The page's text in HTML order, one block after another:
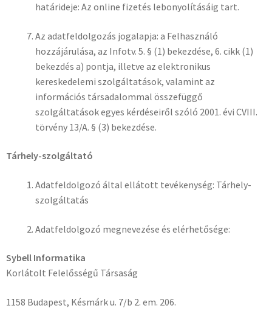
határideje: Az online fizetés lebonyolításáig tart.
Az adatfeldolgozás jogalapja: a Felhasználó
hozzájárulása, az Infotv. 5. § (1) bekezdése, 6. cikk (1)
bekezdés a) pontja, illetve az elektronikus
kereskedelemi szolgáltatások, valamint az
információs társadalommal összefüggő
szolgáltatások egyes kérdéseiről szóló 2001. évi CVIII.
törvény 13/A. § (3) bekezdése.
Tárhely-szolgáltató
Adatfeldolgozó által ellátott tevékenység: Tárhely-
szolgáltatás
Adatfeldolgozó megnevezése és elérhetősége:
Sybell Informatika
Korlátolt Felelősségű Társaság
1158 Budapest, Késmárk u. 7/b 2. em. 206.